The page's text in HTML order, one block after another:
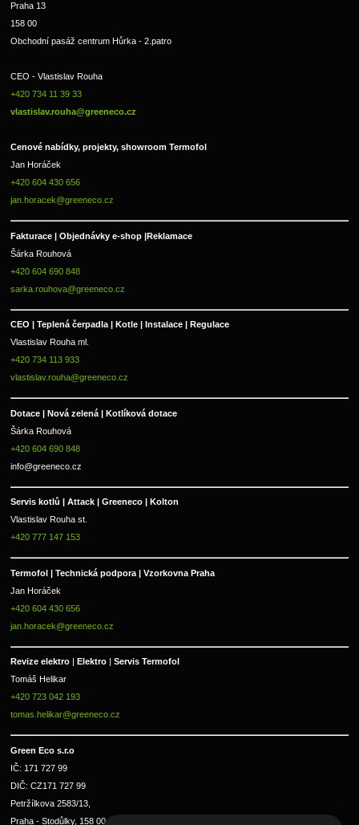
Praha 13
158 00
Obchodní pasáž centrum Hůrka - 2.patro
CEO - Vlastislav Rouha
+420 734 11 39 33
vlastislav.rouha@greeneco.cz
Cenové nabídky, projekty, showroom Termofol
Jan Horáček
+420 604 430 656
jan.horacek@greeneco.cz
Fakturace | Objednávky e-shop |Reklamace
Šárka Rouhová
+420 604 690 848
sarka.rouhova@greeneco.cz
CEO | Teplená čerpadla | Kotle | Instalace | Regulace
Vlastislav Rouha ml.
+420 734 113 933
vlastislav.rouha@greeneco.cz
Dotace | Nová zelená | Kotlíková dotace
Šárka Rouhová
+420 604 690 848
info@greeneco.cz
Servis kotlů | Attack | Greeneco | Kolton
Vlastislav Rouha st.
+420 777 147 153
Termofol | Technická podpora | Vzorkovna Praha
Jan Horáček
+420 604 430 656
jan.horacek@greeneco.cz
Revize elektro Elektro
Servis Termofol
Tomáš Helikar
+420 723 042 193
tomas.helikar@greeneco.cz
Green Eco s.r.o
IČ: 171 727 99
DIČ: CZ171 727 99
Petržílkova 2583/13,
Praha - Stodůlky, 158 00